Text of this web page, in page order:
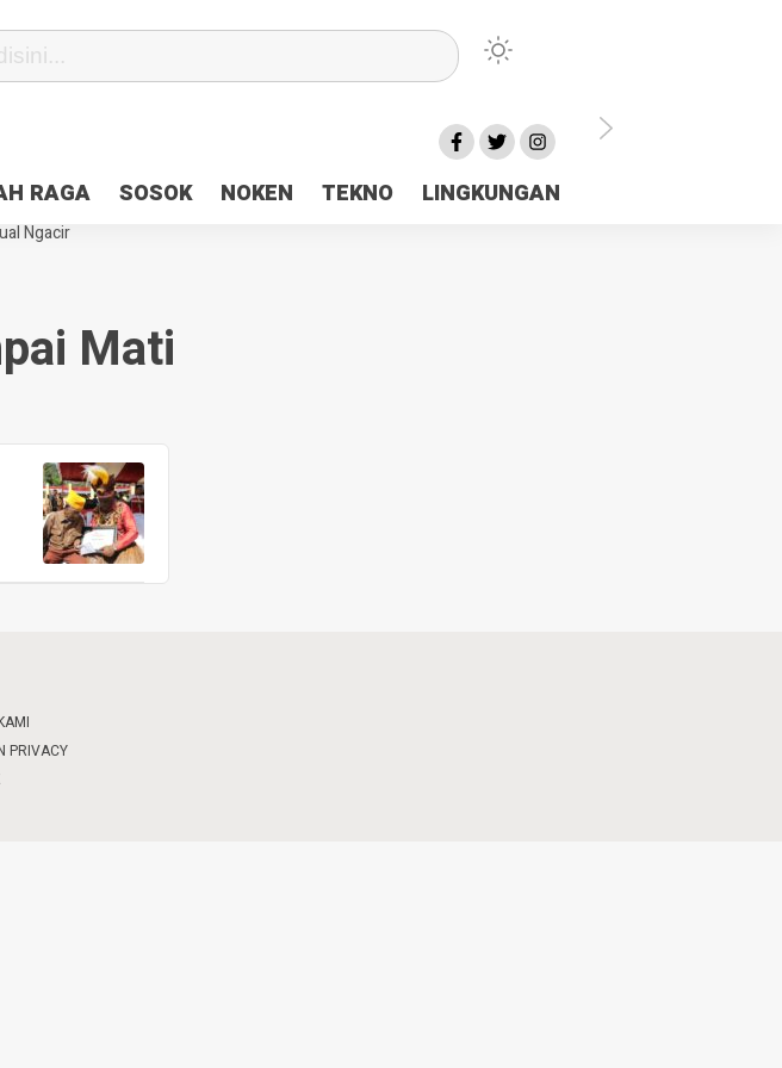
RAGA SOSOK NOKEN TEKNO LINGKUNGAN
Sejuk Polri di Deklarasi Pemilu Ceria Tanah Papua
Cair 10 Persen, Deposit Kas Daerah Rp23 Miliar Disorot
Ngacir
Mati
PRIVACY